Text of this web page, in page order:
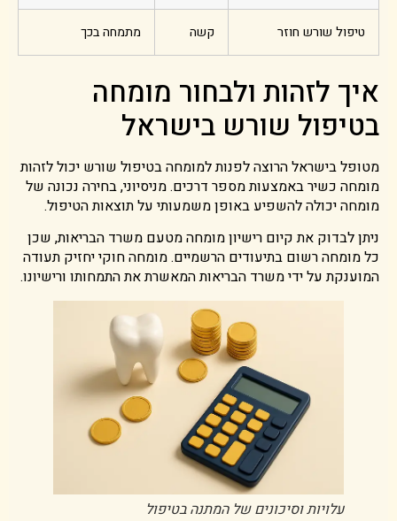
טיפול שורש חוזר קשה מתמחה בכך
איך לזהות ולבחור מומחה
בטיפול שורש בישראל
מטופל בישראל הרוצה לפנות למומחה בטיפול שורש יכול לזהות
מומחה כשיר באמצעות מספר דרכים. מניסיוני, בחירה נכונה של
מומחה יכולה להשפיע באופן משמעותי על תוצאות הטיפול.
ניתן לבדוק את קיום רישיון מומחה מטעם משרד הבריאות, שכן
כל מומחה רשום בתיעודים הרשמיים. מומחה חוקי יחזיק תעודה
המוענקת על ידי משרד הבריאות המאשרת את התמחותו ורישיונו.
עלויות וסיכונים של המתנה בטיפול